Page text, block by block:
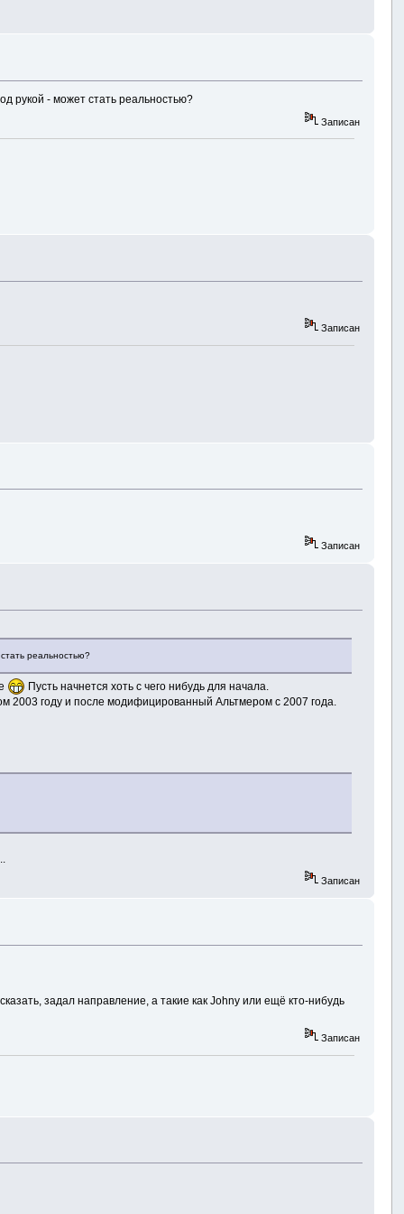
рукой - может стать реальностью?
Записан
Записан
Записан
реальностью?
Пусть начнется хоть с чего нибудь для начала.
2003 году и после модифицированный Альтмером с 2007 года.
Записан
задал направление, а такие как Johny или ещё кто-нибудь
Записан